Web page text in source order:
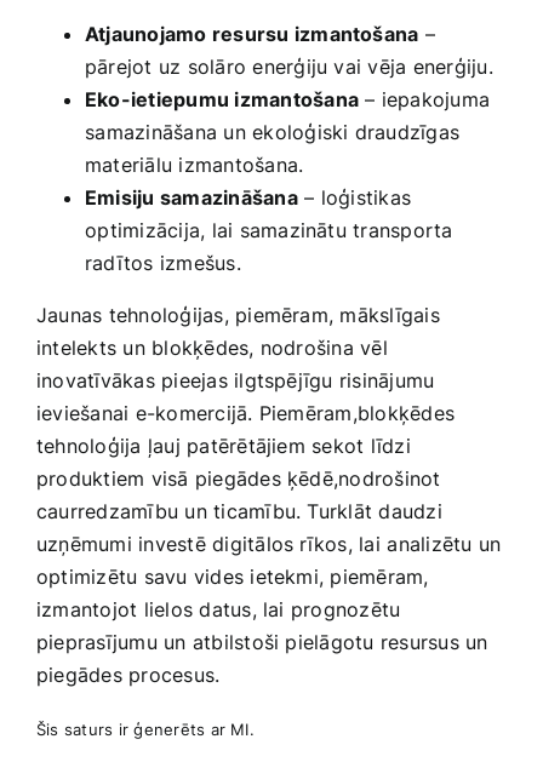
Atjaunojamo resursu izmantošana –
pārejot uz solāro enerģiju vai vēja enerģiju.
Eko-ietiepumu izmantošana – iepakojuma
⁤samazināšana un ekoloģiski draudzīgas
materiālu izmantošana.
Emisiju samazināšana– ⁤loģistikas
⁣optimizācija, lai samazinātu transporta
radītos izmešus.
Jaunas tehnoloģijas, piemēram, mākslīgais
intelekts un blokķēdes, nodrošina vēl
inovatīvākas pieejas ilgtspējīgu ‌risinājumu
ieviešanai e-komercijā. Piemēram,blokķēdes
tehnoloģija ļauj patērētājiem sekot līdzi
produktiem visā piegādes ķēdē,nodrošinot
caurredzamību un ticamību. Turklāt daudzi
uzņēmumi investē digitālos rīkos, lai ⁤analizētu un
optimizētu savu vides ietekmi, piemēram,
izmantojot lielos datus, lai prognozētu
pieprasījumu un atbilstoši pielāgotu resursus un
piegādes procesus.
Šis saturs ‍ir ģenerēts ar MI.